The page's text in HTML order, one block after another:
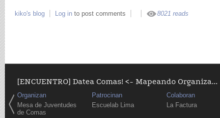
kiko's blog Log in to post comments 8021 reads
[ENCUENTRO] Datea Comas! <- Mapeando Organiza...
Organizan
Mesa de Juventudes
de Comas
Patrocinan
Escuelab Lima
Colaboran
La Factura